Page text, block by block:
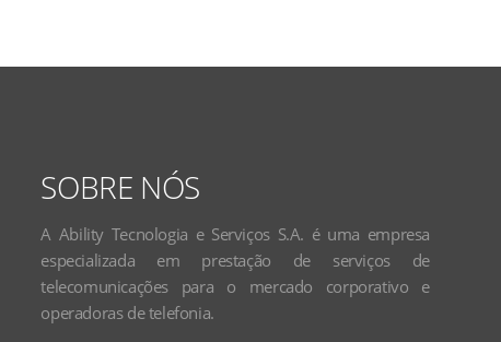
SOBRE NÓS
A Ability Tecnologia e Serviços S.A. é uma empresa
especializada em prestação de serviços de
telecomunicações para o mercado corporativo e
operadoras de telefonia.